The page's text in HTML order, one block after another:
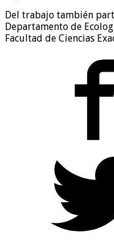
Del trabajo también
Departamento de
Facultad de Ciencias